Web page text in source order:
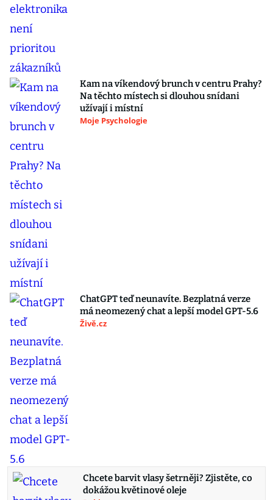
Kam na víkendový brunch v centru Prahy?
Na těchto místech si dlouhou snídani
užívají i místní
Moje Psychologie
ChatGPT teď neunavíte. Bezplatná verze
má neomezený chat a lepší model GPT-5.6
Živě.cz
Chcete barvit vlasy šetrněji? Zjistěte, co
dokážou květinové oleje